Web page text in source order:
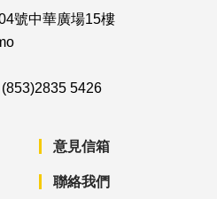
號中華廣場15樓
(853)2835 5426
意見信箱
聯絡我們